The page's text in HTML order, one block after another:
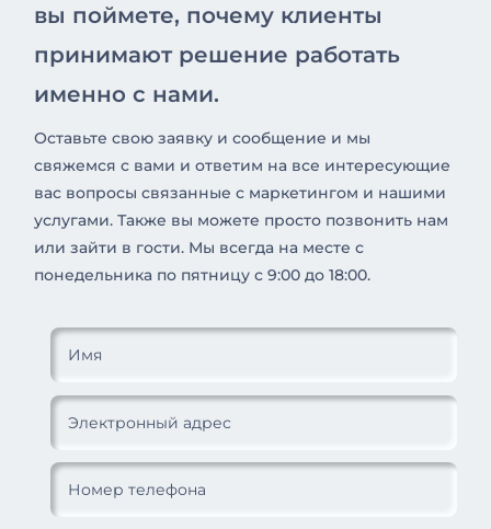
вы поймете, почему клиенты
принимают решение работать
именно с нами.
Оставьте свою заявку и сообщение и мы
свяжемся с вами и ответим на все интересующие
вас вопросы связанные с маркетингом и нашими
услугами. Также вы можете просто позвонить нам
или зайти в гости. Мы всегда на месте с
понедельника по пятницу с 9:00 до 18:00.